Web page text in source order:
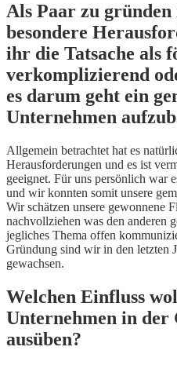
Als Paar zu
besondere
ihr die Tatsache als
verkomplizierend
es darum geht ein
Unternehmen
Allgemein betrachtet hat es
Herausforderungen und es ist
geeignet. Für uns persönlich war
und wir konnten somit unsere
Wir schätzen unsere gewonnene
nachvollziehen was den anderen
jegliches Thema offen
Gründung sind wir in den letzten
gewachsen.
Welchen Einfluss
Unternehmen in der
ausüben?